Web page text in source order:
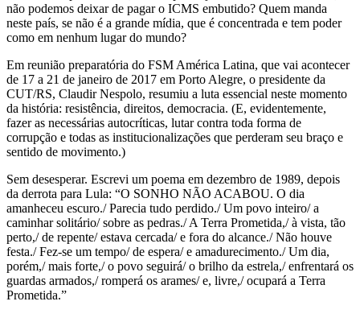
não podemos deixar de pagar o ICMS embutido? Quem manda
neste país, se não é a grande mídia, que é concentrada e tem poder
como em nenhum lugar do mundo?
Em reunião preparatória do FSM América Latina, que vai acontecer
de 17 a 21 de janeiro de 2017 em Porto Alegre, o presidente da
CUT/RS, Claudir Nespolo, resumiu a luta essencial neste momento
da história: resistência, direitos, democracia. (E, evidentemente,
fazer as necessárias autocríticas, lutar contra toda forma de
corrupção e todas as institucionalizações que perderam seu braço e
sentido de movimento.)
Sem desesperar. Escrevi um poema em dezembro de 1989, depois
da derrota para Lula: “O SONHO NÃO ACABOU. O dia
amanheceu escuro./ Parecia tudo perdido./ Um povo inteiro/ a
caminhar solitário/ sobre as pedras./ A Terra Prometida,/ à vista, tão
perto,/ de repente/ estava cercada/ e fora do alcance./ Não houve
festa./ Fez-se um tempo/ de espera/ e amadurecimento./ Um dia,
porém,/ mais forte,/ o povo seguirá/ o brilho da estrela,/ enfrentará os
guardas armados,/ romperá os arames/ e, livre,/ ocupará a Terra
Prometida.”